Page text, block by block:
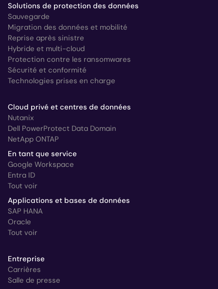
Solutions de protection des données
Sauvegarde
Migration des données et mobilité
Reprise après sinistre
Hybride et multi-cloud
Protection contre les ransomwares
Sécurité et conformité
Technologies prises en charge
Cloud privé et centres de données
Nutanix
Dell PowerProtect Data Domain
NetApp ONTAP
En tant que service
Google Workspace
Entra ID
Tout voir
Applications et bases de données
SAP HANA
Oracle
Tout voir
Entreprise
Carrières
Salle de presse